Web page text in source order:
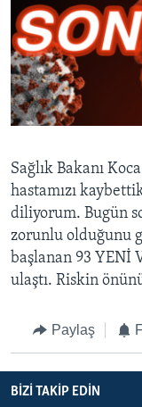
HAYATTAN
SANAT
BIZI TAKIP EDIN
Diller
Sağlık Bakanı
hastamızı
diliyorum. Bugün
zorunlu olduğunu
başlanan 93 YENİ
ulaştı. Riskin
Paylaş
BIZI TAKIP EDIN